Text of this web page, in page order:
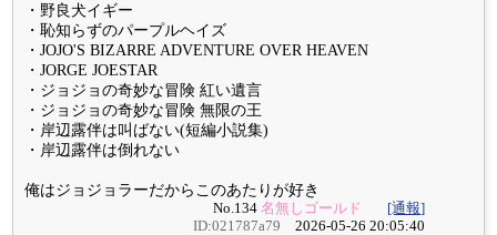
・野良犬イギー
・恥知らずのパープルヘイズ
・JOJO'S BIZARRE ADVENTURE OVER HEAVEN
・JORGE JOESTAR
・ジョジョの奇妙な冒険 紅い遺言
・ジョジョの奇妙な冒険 無限の王
・岸辺露伴は叫ばない(短編小説集)
・岸辺露伴は倒れない
俺はジョジョラーだからこのあたりが好き
No.134名無しゴールド
[通報]
ID:021787a79 2026-05-26 20:05:40